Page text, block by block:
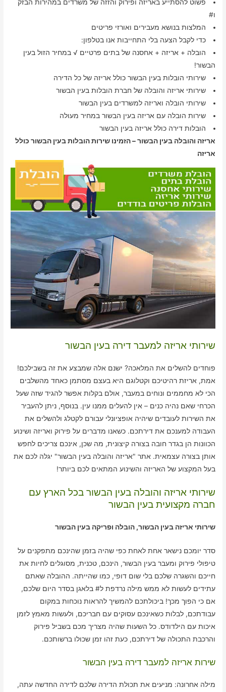
פשוט להסתייע באריזה ופירוק והזזה של משרדים במהירות הבזק
ו#
המלצות בנושא מעבירים ואורזי פריטים
כדי לקבל הצעה בלי התחייבות אנו בטלפון:
הובלה + אריזה + אחסנה של בתים פרטיים √ במחיר הזול בעין
הבשור!
שירותי הובלות בעין הבשור כולל אריזה של כל הדירה
שירותי אריזה והובלה של חברת הובלות בעין הבשור
שירותי הובלה ואריזה למשרדים בעין הבשור
שירות הובלה עם אריזה בעין הבשור במחיר מעולה
הובלות דירה כולל אריזה בעין הבשור
אריזה והובלה בעין הבשור – הזמינו שירות הובלות בעין הבשור כולל
אריזה
שירותי אריזה למעבר דירה בעין הבשור
פוחדים להשלים את המלאכה? ישנם אלה שמבצע את זה בשבילכם!
אמת, אריזת רהיטיכם וקטלוגם היא בעצם מסתמן כאחד מהשלבים
הכי לא מחממים ונוחים במעבר, אולם בקלות אפשר להגיד שזה שעל
הכרחי שאם נהיה כנים – אין להעלים ממנו עין. בנוסף, ניתן להעביר
את השירות לעובדים שיהיה אופציונלי עבורם לקטלג ולהשלים את
העבודה למענכם את דירתכם. כשאנו מדברים על פירוק ואריזה ושינוע
הכוונות הן בגדר חובה בצורה קיצונית, מה שכן, אינכם צריכים לחפש
אותן בצורה עצמאית. אתר "אריזה והובלה בעין הבשור" יגלה לכם את
בעל המקצוע של האריזה והשינוע המתאים לכם ביותר!
שירותי אריזה והובלה בעין הבשור בכל הארץ עם
חברה מקצועית בעין הבשור
שירותי אריזה בעין הבשור, הובלה ופריקה בעין הבשור
סדר יומכם נישאר אחת לאחת כפי שהיה בזמן שהינכם מתפקנים על
טיפולי פירוק ומעבר בעין הבשור, הינכם, טכנית, מסוגלים לחיות את
חייכם והשגרה שלכם בלי שום דופי, כמו שהייתה. ההובלה שאתם
עתידים לעשות לא ממש מילה נרדפת ל# בלאגן בסדר היום שלכם,
אם כי הפוך מכך! ביכולתכם להמשיך להראות נוכחות במקום
עבודתכם, לבלות כשאינכם עסוקים עם חבריכם, ולעשות מאמץ לזמן
איכות עם הילדודס. כל השעות שהיה מצריך מכם בשביל פירוק
והרכבת התכולה של דירתכם, כעת זהו זמן שכולו ברשותכם.
שירות אריזה למעבר דירה בעין הבשור
מילה אחרונה: מניעים את תכולת הדירה שלכם לדירה החדשה עתה,